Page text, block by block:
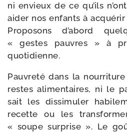
ni envieux de ce qu’ils
aider nos enfants à
Proposons d’abord
« gestes pauvres » à
quotidienne.
Pauvreté dans la
restes ali­men­taires, ni le
sait les dis­si­mu­ler
recette ou les
« soupe sur­prise ». Le